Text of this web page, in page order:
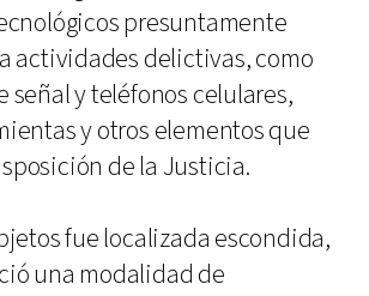
presuntamente
actividades delictivas, como
señal y teléfonos celulares,
y otros elementos que
de la Justicia.
fue localizada escondida,
una modalidad de